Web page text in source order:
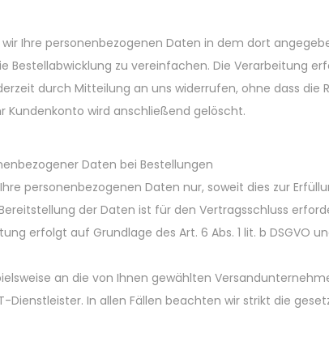
Ihre personenbezogenen Daten in dem dort
Bestellabwicklung zu vereinfachen. Die Verarbeitung
durch Mitteilung an uns widerrufen, ohne dass
Kundenkonto wird anschließend gelöscht.
Daten bei Bestellungen
personenbezogenen Daten nur, soweit dies zur
der Daten ist für den Vertragsschluss
erfolgt auf Grundlage des Art. 6 Abs. 1 lit. b DSGVO
an die von Ihnen gewählten
Dienstleister. In allen Fällen beachten wir strikt die